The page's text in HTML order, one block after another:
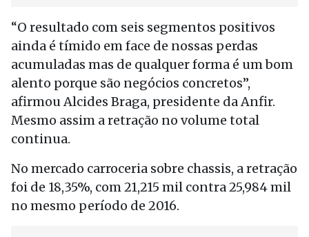
“O resultado com seis segmentos positivos
ainda é tímido em face de nossas perdas
acumuladas mas de qualquer forma é um bom
alento porque são negócios concretos”,
afirmou Alcides Braga, presidente da Anfir.
Mesmo assim a retração no volume total
continua.
No mercado carroceria sobre chassis, a retração
foi de 18,35%, com 21,215 mil contra 25,984 mil
no mesmo período de 2016.